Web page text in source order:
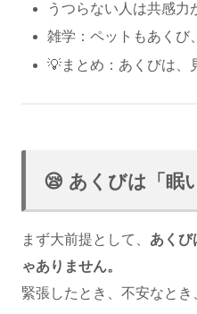
うつらない人は共感力
雑学：ペットもあくび
💡まとめ：あくびは、
😪 あくびは「眠
まず大前提として、 あくび
ゃありません。
緊張したとき、不安なとき